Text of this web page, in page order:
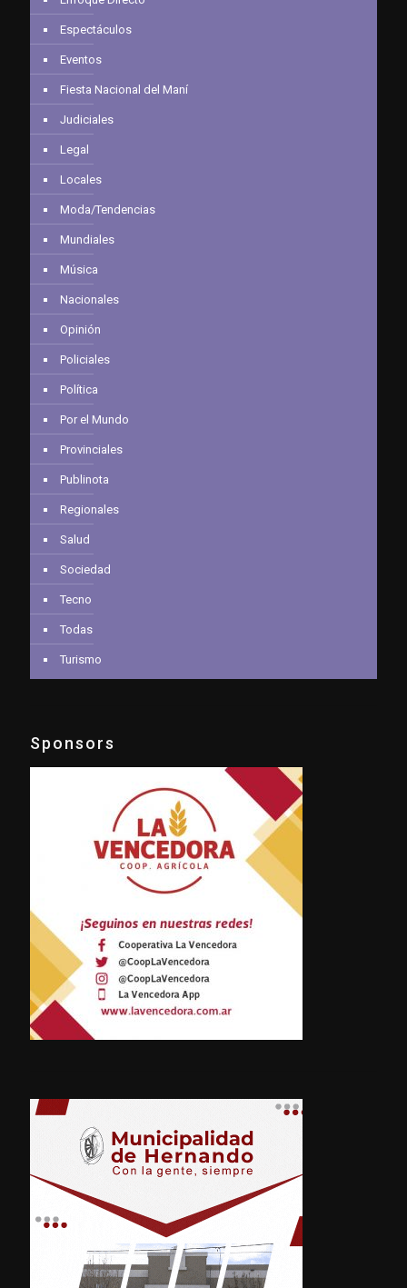
Espectáculos
Eventos
Fiesta Nacional del Maní
Judiciales
Legal
Locales
Moda/Tendencias
Mundiales
Música
Nacionales
Opinión
Policiales
Política
Por el Mundo
Provinciales
Publinota
Regionales
Salud
Sociedad
Tecno
Todas
Turismo
Sponsors